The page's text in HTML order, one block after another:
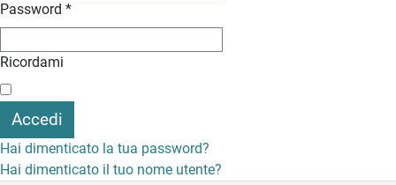
Password *
Ricordami
Accedi
Hai dimenticato la tua password?
Hai dimenticato il tuo nome utente?